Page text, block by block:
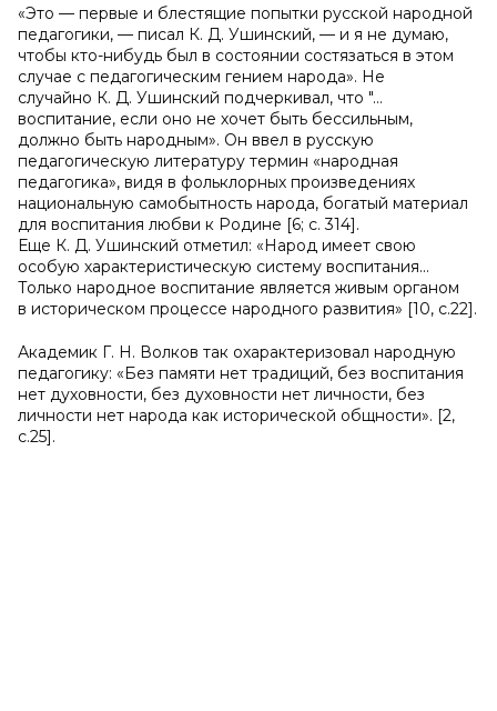
«Это — первые и блестящие попытки русской народной
педагогики, — писал К. Д. Ушинский, — и я не думаю,
чтобы кто-нибудь был в состоянии состязаться в этом
случае с педагогическим гением народа». Не
случайно К. Д. Ушинский подчеркивал, что "...
воспитание, если оно не хочет быть бессильным,
должно быть народным». Он ввел в русскую
педагогическую литературу термин «народная
педагогика», видя в фольклорных произведениях
национальную самобытность народа, богатый материал
для воспитания любви к Родине [6; с. 314].
Еще К. Д. Ушинский отметил: «Народ имеет свою
особую характеристическую систему воспитания...
Только народное воспитание является живым органом
в историческом процессе народного развития» [10, с.22].
Академик Г. Н. Волков так охарактеризовал народную
педагогику: «Без памяти нет традиций, без воспитания
нет духовности, без духовности нет личности, без
личности нет народа как исторической общности». [2,
с.25].